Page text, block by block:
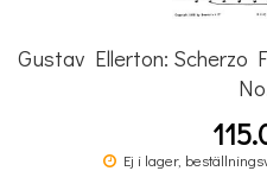
Benjamin Britten: Simple Symphony
Gustav Ellerton: Scherzo
Ej i lager,